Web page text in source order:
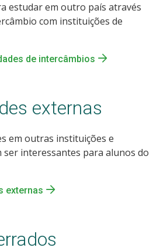
estudar em outro país através
com instituições de
de intercâmbios
externas
em outras instituições e
ser interessantes para alunos do
externas